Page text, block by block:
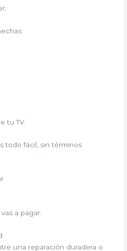
tu TV.
todo fácil, sin términos
a pagar.
una reparación duradera o